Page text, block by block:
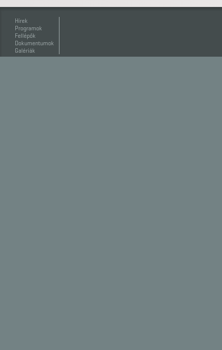
Hírek
Programok
Fellépők
Dokumentumok
Galériák